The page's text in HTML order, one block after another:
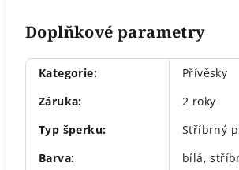
Doplňkové parametry
Kategorie:
Přívěsky
Záruka:
2 roky
Typ šperku:
Stříbrný
Barva: bílá,